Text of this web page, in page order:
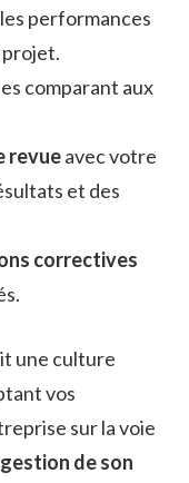
performances
comparant aux
revueavec votre
et des
correctives
une culture
vos
sur la voie
de son